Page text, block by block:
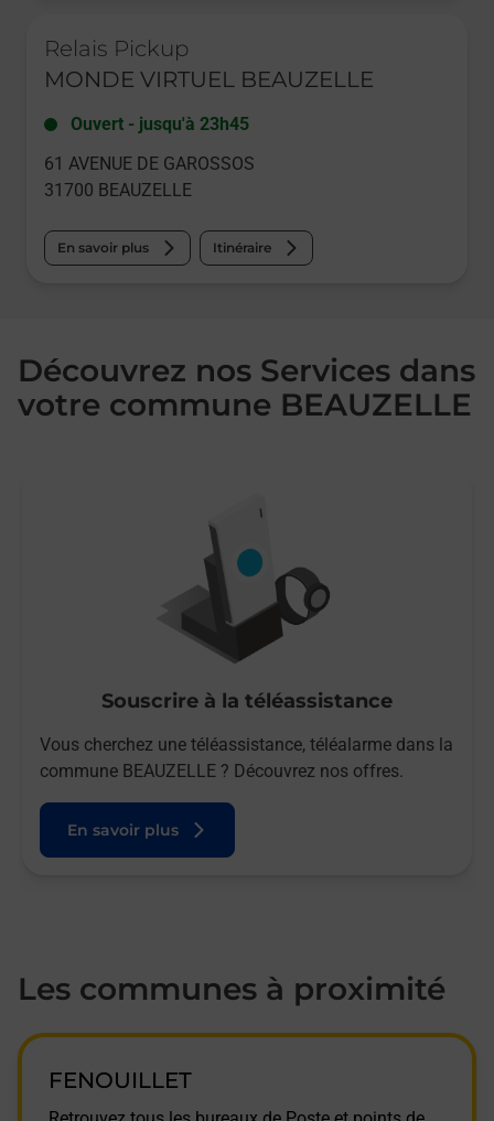
Relais Pickup
MONDE VIRTUEL BEAUZELLE
Ouvert - jusqu'à 23h45
61 AVENUE DE GAROSSOS
31700 BEAUZELLE
En savoir plus Itinéraire
Découvrez nos Services dans
votre commune BEAUZELLE
Souscrire à la téléassistance
Vous cherchez une téléassistance, téléalarme dans la
commune BEAUZELLE ? Découvrez nos offres.
En savoir plus
Les communes à proximité
FENOUILLET